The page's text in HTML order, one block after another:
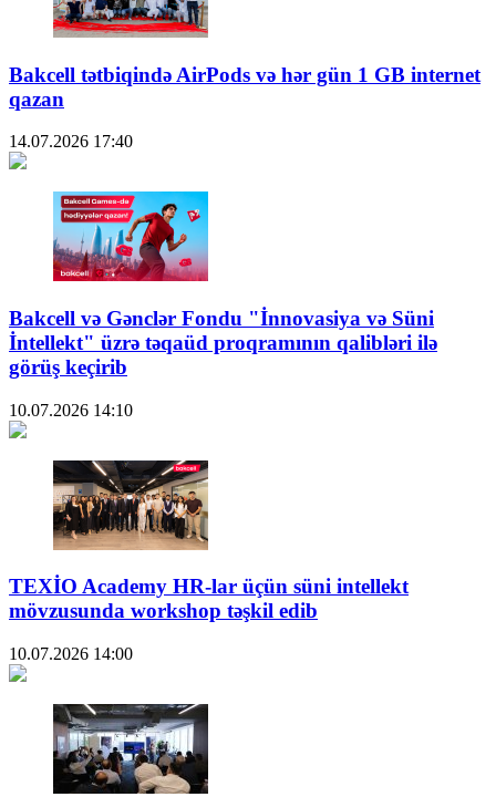
Bakcell tətbiqində AirPods və hər gün 1 GB internet
qazan
14.07.2026 17:40
Bakcell və Gənclər Fondu "İnnovasiya və Süni
İntellekt" üzrə təqaüd proqramının qalibləri ilə
görüş keçirib
10.07.2026 14:10
TEXİO Academy HR-lar üçün süni intellekt
mövzusunda workshop təşkil edib
10.07.2026 14:00